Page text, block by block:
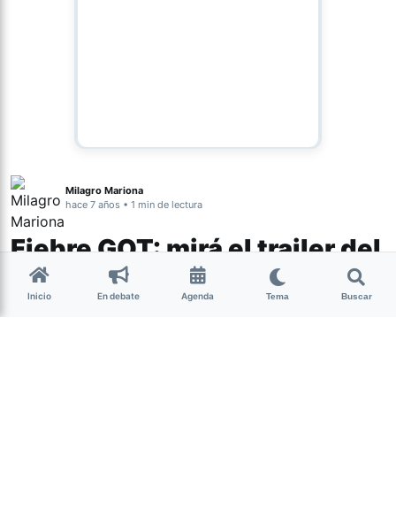
Milagro Mariona
hace 7 años • 1 min de lectura
Fiebre GOT: mirá el trailer del
capítulo 4
Inicio En debate Agenda Tema Buscar